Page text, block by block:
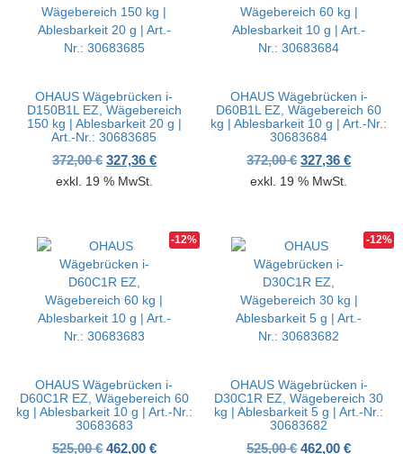
OHAUS Wägebrücken i-
D150B1L EZ, Wägebereich
150 kg | Ablesbarkeit 20 g |
Art.-Nr.: 30683685
372,00€ Ursprünglicher Preis war: 372,00 €
327,36 €Aktueller Preis ist: 327,36 €.
exkl. 19 % MwSt.
OHAUS Wägebrücken i-
D60B1L EZ, Wägebereich 60
kg | Ablesbarkeit 10 g | Art.-Nr.:
30683684
372,00€ Ursprünglicher
327,36€
exkl. 19 % MwSt.
-12%
OHAUS Wägebrücken i-
D60C1R EZ, Wägebereich 60
kg | Ablesbarkeit 10 g | Art.-Nr.:
30683683
525,00€ Ursprünglicher Preis war: 525,00 €
462,00 €Aktueller Preis ist: 462,00 €.
-12%
OHAUS Wägebrücken i-
D30C1R EZ, Wägebereich 30
kg | Ablesbarkeit 5 g | Art.-Nr.:
30683682
525,00€ Ursprünglicher
462,00€